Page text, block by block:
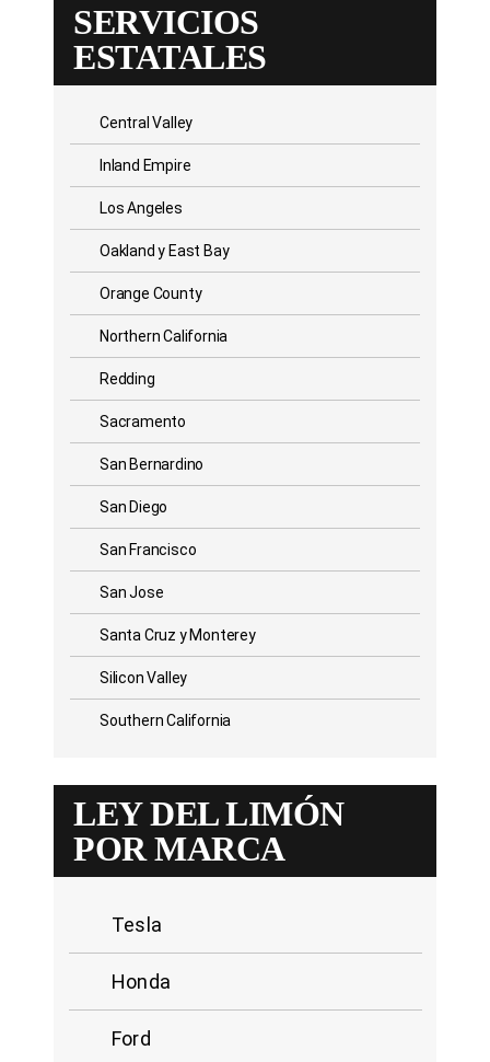
SERVICIOS
ESTATALES
Central Valley
Inland Empire
Los Angeles
Oakland y East Bay
Orange County
Northern California
Redding
Sacramento
San Bernardino
San Diego
San Francisco
San Jose
Santa Cruz y Monterey
Silicon Valley
Southern California
LEY DEL LIMÓN
POR MARCA
Tesla
Honda
Ford